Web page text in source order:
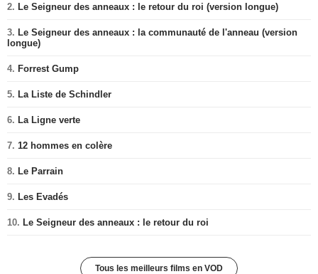
2. Le Seigneur des anneaux : le retour du roi (version longue)
3. Le Seigneur des anneaux : la communauté de l'anneau (version
longue)
4. Forrest Gump
5. La Liste de Schindler
6. La Ligne verte
7. 12 hommes en colère
8. Le Parrain
9. Les Evadés
10. Le Seigneur des anneaux : le retour du roi
Tous les meilleurs films en VOD